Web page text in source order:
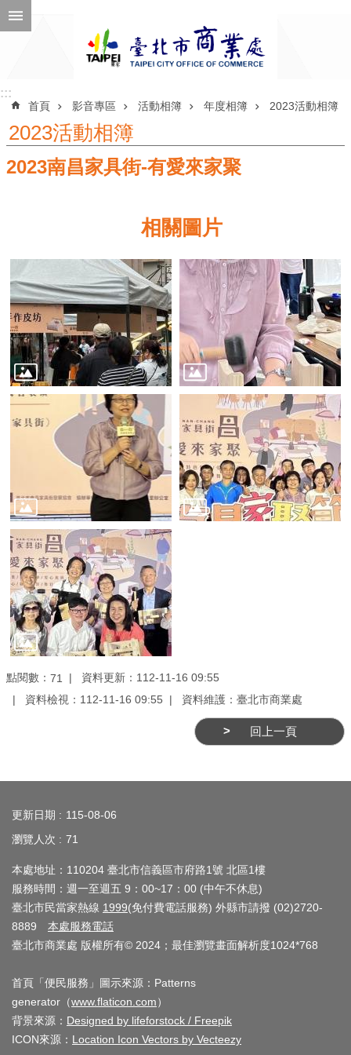
跳到主要內容區塊
公
機
關
介
紹
業
務
資
訊
務
公
司
及
商
業
登
務
管
商
發
展
輔
圈
廊
::::::
首頁 影音專區 活動相簿 年度相簿 2023活動相簿
2023活動相簿
2023南昌家具街-有愛來家聚
相關圖片
點閱數： 71
資料更新：112-11-16 09:55
資料檢視：112-11-16 09:55
資料維護：臺北市商業處
回上一頁
更新日期
115-08-06
瀏覽人次
71
本處地址：110204 臺北市信義區市府路1號 北區1樓
服務時間：週一至週五 9：00~17：00 (中午不休息)
臺北市民當家熱線 1999(免付費電話服務) 外縣市請撥 (02)2720-
8889 本處服務電話
臺北市商業處 版權所有© 2024；最佳瀏覽畫面解析度1024*768
首頁「便民服務」圖示來源：Patterns
generator（www.flaticon.com）
背景來源： Designed by lifeforstock / Freepik
ICON來源： Location Icon Vectors by Vecteezy